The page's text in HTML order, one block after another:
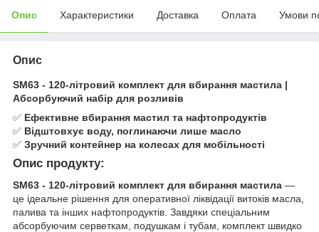
Опис Характеристики Доставка Оплата Умови
Опис
SM63 - 120-літровий комплект для вбирання мастила |
Абсорбуючий набір для розливів
✅ Ефективне вбирання мастил та нафтопродуктів
✅ Відштовхує воду, поглинаючи лише масло
✅ Зручний контейнер на колесах для мобільності
Опис продукту:
SM63 - 120-літровий комплект для вбирання мастила —
це ідеальне рішення для оперативної ліквідації витоків масла,
палива та інших нафтопродуктів. Завдяки спеціальним
абсорбуючим серветкам, подушкам і тубам, комплект швидко